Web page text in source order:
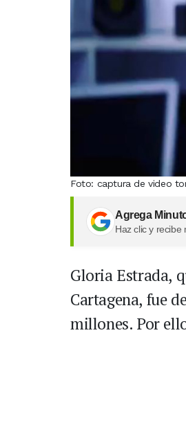
Foto: captura de video
Agrega
Haz clic y recibe
Gloria Estrada,
Cartagena, fue
millones. Por